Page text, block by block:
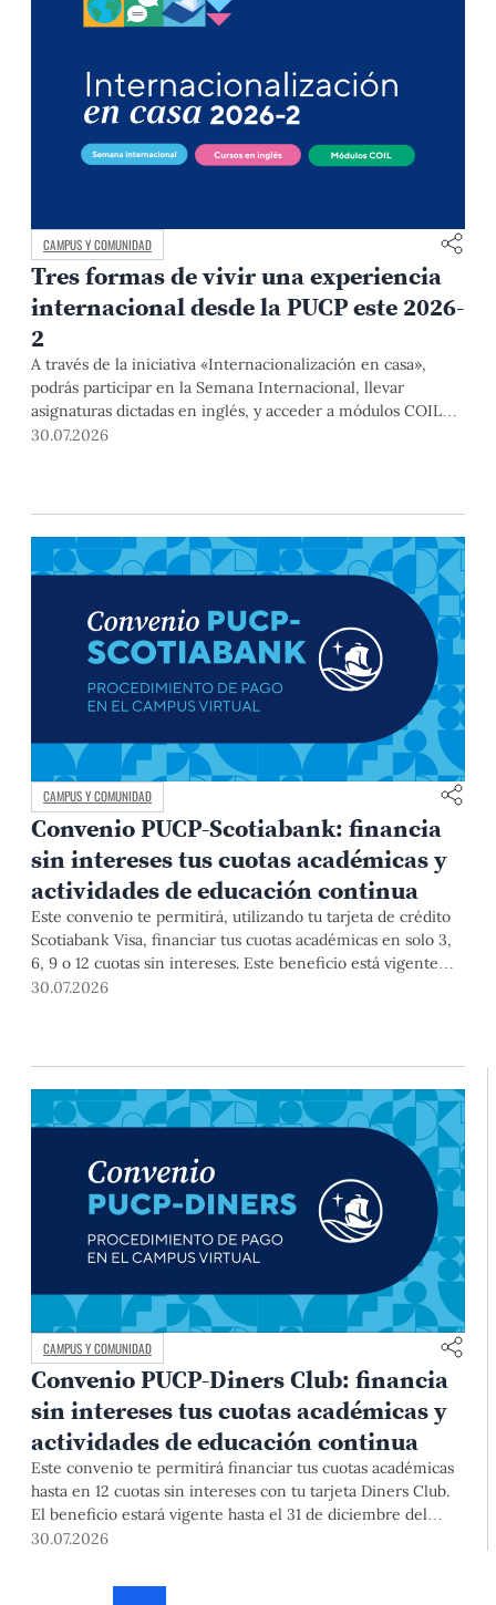
CAMPUS Y COMUNIDAD
Tres formas de vivir una experiencia
internacional desde la PUCP este 2026-
2
A través de la iniciativa «Internacionalización en casa»,
podrás participar en la Semana Internacional, llevar
asignaturas dictadas en inglés, y acceder a módulos COIL
junto con estudiantes y docentes de universidades
30.07.2026
CAMPUS Y COMUNIDAD
Convenio PUCP-Scotiabank: financia
sin intereses tus cuotas académicas y
actividades de educación continua
Este convenio te permitirá, utilizando tu tarjeta de crédito
Scotiabank Visa, financiar tus cuotas académicas en solo 3,
6, 9 o 12 cuotas sin intereses. Este beneficio está vigente
hasta el 31 de diciembre de 2026, y aplica para pagos de
30.07.2026
CAMPUS Y COMUNIDAD
Convenio PUCP-Diners Club: financia
sin intereses tus cuotas académicas y
actividades de educación continua
Este convenio te permitirá financiar tus cuotas académicas
hasta en 12 cuotas sin intereses con tu tarjeta Diners Club.
El beneficio estará vigente hasta el 31 de diciembre del
2026 para pregrado y posgrado, así como para deudas de
programas, cursos o talleres de educación continua que se
30.07.2026